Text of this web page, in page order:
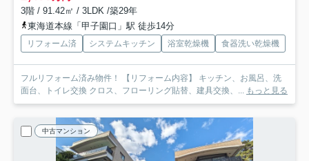
3階 / 91.42㎡ / 3LDK /築29年
東海道本線「甲子園口」駅 徒歩14分
リフォーム済 システムキッチン 浴室乾燥機 食器洗い乾燥機
フルリフォーム済み物件！ 【リフォーム内容】 キッチン、お⾵呂、洗
⾯台、トイレ交換 クロス、フローリング貼替、建具交換、... もっと見る
中古マンション